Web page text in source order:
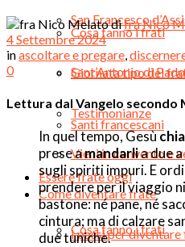
Cosa fanno i frati
Giornata tipo del
Testimonianze
Vieni in convento e
Come diventare frate
I passi per
San Francesco
Sant’Antonio di
Santi francescani
Essere frate oggi
Cosa fanno i frati
difra Nico
4 Settembre 2024
inascoltare e pregare,
0
Lettura dal Vangelo secondo
In quel tempo, Gesù
prese amandarlia due
sugli spiriti impuri. E
prendere per il viaggio
bastone: né pane, né
cintura; ma di calzare
due tuniche.